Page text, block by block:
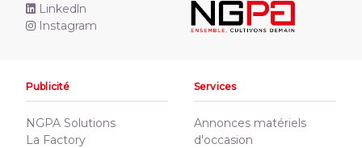
Linkedln
Instagram
Publicité
NGPA Solutions
La Factory
Services
Annonces matériels
d'occasion